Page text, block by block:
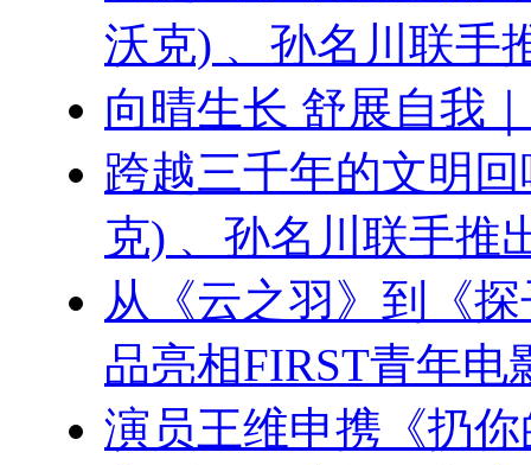
沃克) 、孙名川联手
向晴生长 舒展自我
跨越三千年的文明
克) 、孙名川联手推
从《云之羽》到《
品亮相FIRST青年电
演员王维申携《扔